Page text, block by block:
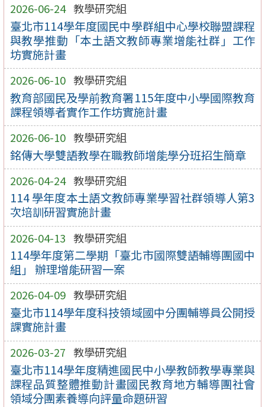
2026-06-24 教學研究組
臺北市114學年度國民中學群組中心學校聯盟課程
與教學推動「本土語文教師專業增能社群」工作
坊實施計畫
2026-06-10 教學研究組
教育部國民及學前教育署115年度中小學國際教育
課程領導者實作工作坊實施計畫
2026-06-10 教學研究組
銘傳大學雙語教學在職教師增能學分班招生簡章
2026-04-24 教學研究組
114 學年度本土語文教師專業學習社群領導人第3
次培訓研習實施計畫
2026-04-13 教學研究組
114學年度第二學期「臺北市國際雙語輔導團國中
組」 辦理增能研習一案
2026-04-09 教學研究組
臺北市114學年度科技領域國中分團輔導員公開授
課實施計畫
2026-03-27 教學研究組
臺北市114學年度精進國民中小學教師教學專業與
課程品質整體推動計畫國民教育地方輔導團社會
領域分團素養導向評量命題研習